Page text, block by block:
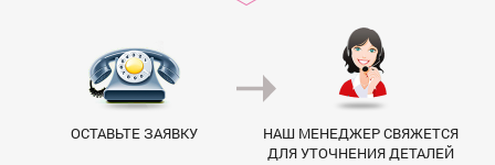
ОСТАВЬТЕ ЗАЯВКУ
НАШ МЕНЕДЖЕР СВЯЖЕТСЯ
ДЛЯ УТОЧНЕНИЯ ДЕТАЛЕЙ